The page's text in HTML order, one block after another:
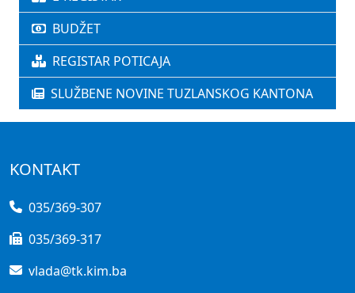
BUDŽET
REGISTAR POTICAJA
SLUŽBENE NOVINE TUZLANSKOG KANTONA
KONTAKT
035/369-307
035/369-317
vlada@tk.kim.ba